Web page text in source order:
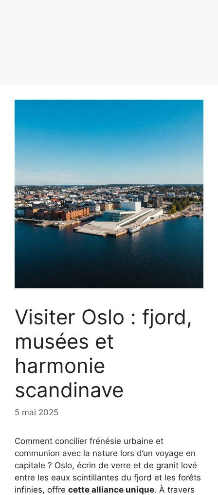
Visiter Oslo : fjord,
musées et
harmonie
scandinave
5 mai 2025
Comment concilier frénésie urbaine et
communion avec la nature lors d’un voyage en
capitale ? Oslo, écrin de verre et de granit lové
entre les eaux scintillantes du fjord et les forêts
infinies, offre cette alliance unique. À travers